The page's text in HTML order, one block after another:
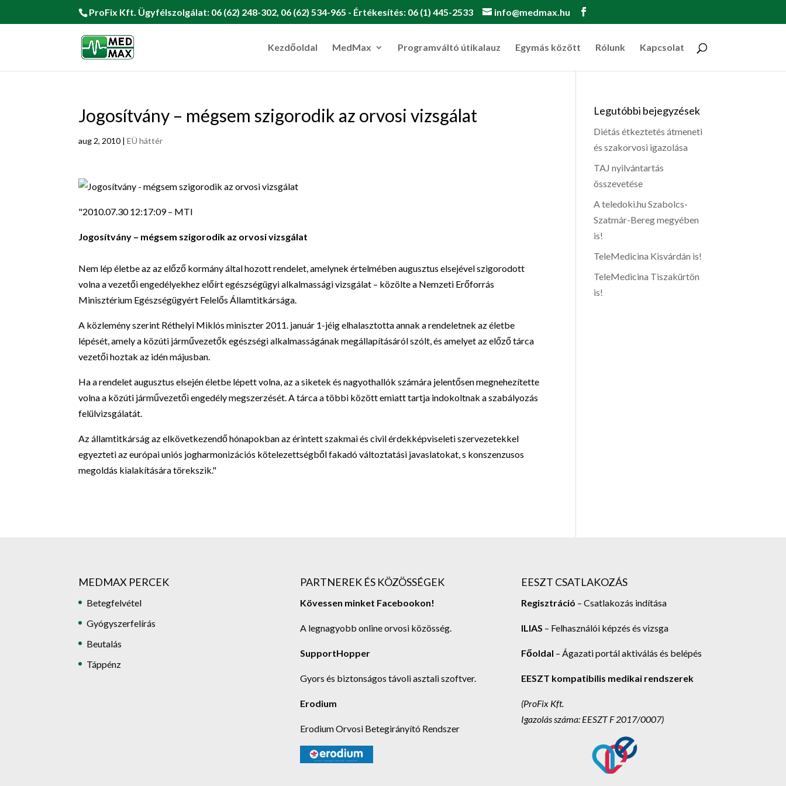
ProFix Kft. Ügyfélszolgálat: 06 (62) 248-302, 06 (62) 534-965 - Értékesítés: 06 (1) 445-2533 info@medmax.hu
Kezdőoldal MedMax Programváltó útikalauz Egymás között Rólunk Kapcsolat
Jogosítvány – mégsem szigorodik az orvosi vizsgálat
aug 2, 2010 |EÜ háttér
"2010.07.30 12:17:09 – MTI
Jogosítvány – mégsem szigorodik az orvosi vizsgálat
Nem lép életbe az az előző kormány által hozott rendelet, amelynek értelmében augusztus elsejével szigorodott
volna a vezetői engedélyekhez előírt egészségügyi alkalmassági vizsgálat – közölte a Nemzeti Erőforrás
Minisztérium Egészségügyért Felelős Államtitkársága.
A közlemény szerint Réthelyi Miklós miniszter 2011. január 1-jéig elhalasztotta annak a rendeletnek az életbe
lépését, amely a közúti járművezetők egészségi alkalmasságának megállapításáról szólt, és amelyet az előző tárca
vezetői hoztak az idén májusban.
Ha a rendelet augusztus elsején életbe lépett volna, az a siketek és nagyothallók számára jelentősen megnehezítette
volna a közúti járművezetői engedély megszerzését. A tárca a többi között emiatt tartja indokoltnak a szabályozás
felülvizsgálatát.
Az államtitkárság az elkövetkezendő hónapokban az érintett szakmai és civil érdekképviseleti szervezetekkel
egyezteti az európai uniós jogharmonizációs kötelezettségből fakadó változtatási javaslatokat, s konszenzusos
megoldás kialakítására törekszik."
Legutóbbi bejegyzések
Diétás étkeztetés átmeneti
és szakorvosi igazolása
TAJ nyilvántartás
összevetése
A teledoki.hu Szabolcs-
Szatmár-Bereg megyében
is!
TeleMedicina Kisvárdán is!
TeleMedicina Tiszakürtön
is!
MEDMAX PERCEK
Betegfelvétel
Gyógyszerfelírás
Beutalás
Táppénz
PARTNEREK ÉS KÖZÖSSÉGEK
Kövessen minket Facebookon!
A legnagyobb online orvosi közösség.
SupportHopper
Gyors és biztonságos távoli asztali szoftver.
Erodium
Erodium Orvosi Betegirányító Rendszer
EESZT CSATLAKOZÁS
Regisztráció – Csatlakozás indítása
ILIAS – Felhasználói képzés és vizsga
Főoldal – Ágazati portál aktiválás és belépés
EESZT kompatibilis medikai rendszerek
(ProFix Kft.
Igazolás száma: EESZT F 2017/0007)